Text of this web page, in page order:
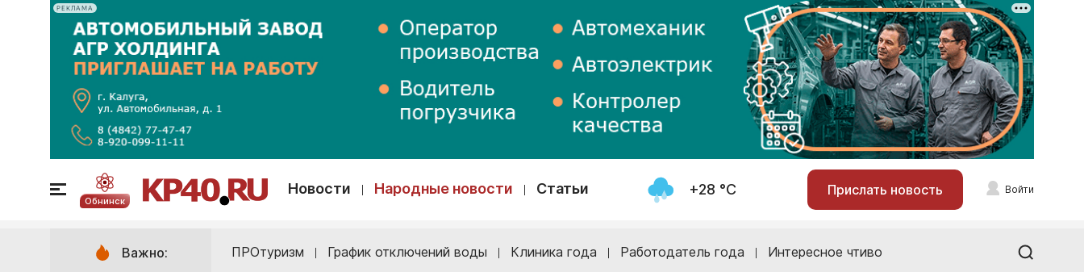
РЕКЛАМА
Обнинск
Новости Народные новости Статьи +28 °С Прислать новость Войти
Важно: ПРОтуризм График отключений воды Клиника года Работодатель года Интересное чтиво